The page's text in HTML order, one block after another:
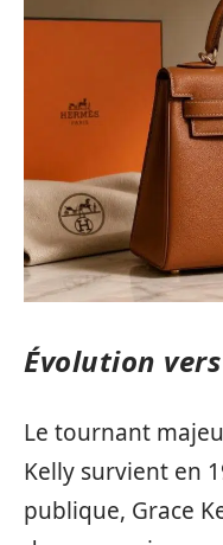
Évolution
Le tournant
Kelly survient en
publique, Grace